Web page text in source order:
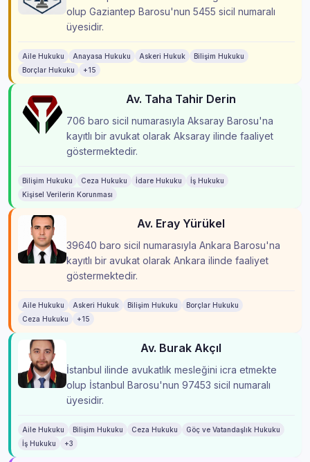
olup Gaziantep Barosu'nun 5455 sicil numaralı
üyesidir.
Aile Hukuku Anayasa Hukuku Askeri Hukuk
Bilişim Hukuku
Borçlar Hukuku
+15
Av. Taha Tahir Derin
706 baro sicil numarasıyla Aksaray Barosu'na
kayıtlı bir avukat olarak Aksaray ilinde faaliyet
göstermektedir.
Bilişim Hukuku Ceza Hukuku İdare Hukuku
İş Hukuku
Kişisel Verilerin Korunması
Av. Eray Yürükel
39640 baro sicil numarasıyla Ankara Barosu'na
kayıtlı bir avukat olarak Ankara ilinde faaliyet
göstermektedir.
Aile Hukuku Askeri Hukuk Bilişim Hukuku
Borçlar Hukuku
Ceza Hukuku
+15
Av. Burak Akçıl
İstanbul ilinde avukatlık mesleğini icra etmekte
olup İstanbul Barosu'nun 97453 sicil numaralı
üyesidir.
Aile Hukuku Bilişim Hukuku Ceza Hukuku
Göç ve Vatandaşlık Hukuku
İş Hukuku
+3